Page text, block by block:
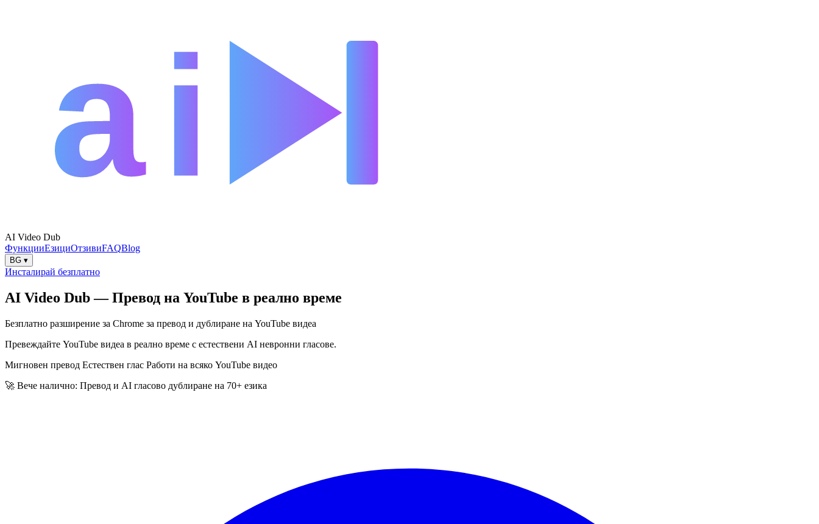
AI Video Dub
ФункцииЕзициОтзивиFAQBlog
BG ▾
Инсталирай безплатно
AI Video Dub — Превод на YouTube в реално време
Безплатно разширение за Chrome за превод и дублиране на YouTube видеа
Превеждайте YouTube видеа в реално време с естествени AI невронни гласове.
Мигновен превод Естествен глас Работи на всяко YouTube видео
🚀 Вече налично: Превод и AI гласово дублиране на 70+ езика